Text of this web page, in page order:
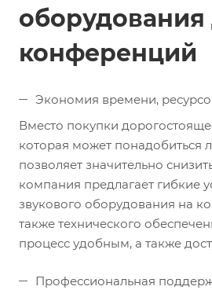
оборудования
конференций
Экономия времени,
Вместо покупки
которая может понадобиться
позволяет значительно
компания предлагает гибкие
звукового оборудования на
также технического
процесс удобным, а также
Профессиональная